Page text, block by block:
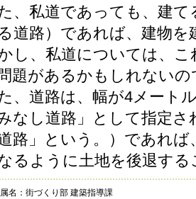
、私道であっても、建
道路）であれば、建物
し、私道については、
題があるかもしれない
、道路は、幅が4メート
みなし道路」として指定
路」という。）であれ
るように土地を後退す
名：街づくり部 建築指導課